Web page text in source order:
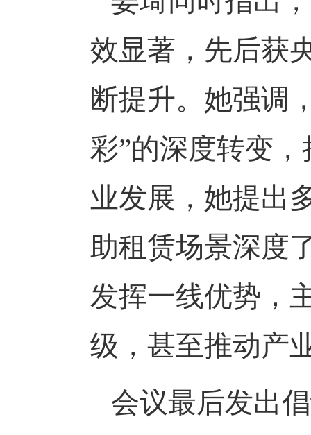
效显著，先后获
断提升。她强调
彩”的深度转变
业发展，她提出
助租赁场景深度
发挥一线优势，
级，甚至推动产
会议最后发出